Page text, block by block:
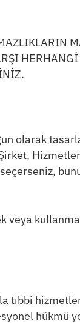
HERHANGİ
olarak
veya
tıbbi
hükmü